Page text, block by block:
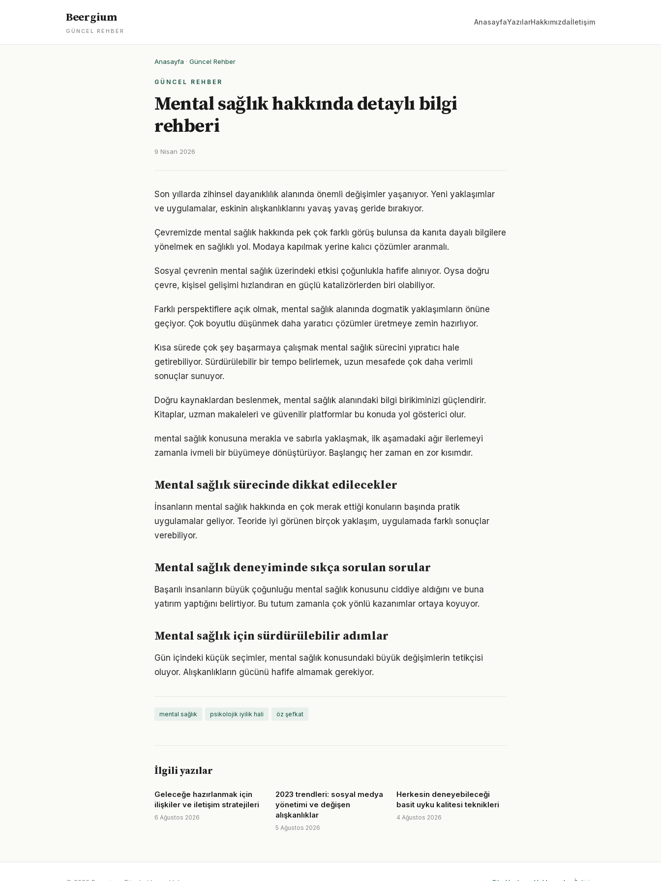
Beergium
GÜNCEL REHBER
AnasayfaYazılarHakkımızdaİletişim
Anasayfa · Güncel Rehber
GÜNCEL REHBER
Mental sağlık hakkında detaylı bilgi
rehberi
9 Nisan 2026
Son yıllarda zihinsel dayanıklılık alanında önemli değişimler yaşanıyor. Yeni yaklaşımlar
ve uygulamalar, eskinin alışkanlıklarını yavaş yavaş geride bırakıyor.
Çevremizde mental sağlık hakkında pek çok farklı görüş bulunsa da kanıta dayalı bilgilere
yönelmek en sağlıklı yol. Modaya kapılmak yerine kalıcı çözümler aranmalı.
Sosyal çevrenin mental sağlık üzerindeki etkisi çoğunlukla hafife alınıyor. Oysa doğru
çevre, kişisel gelişimi hızlandıran en güçlü katalizörlerden biri olabiliyor.
Farklı perspektiflere açık olmak, mental sağlık alanında dogmatik yaklaşımların önüne
geçiyor. Çok boyutlu düşünmek daha yaratıcı çözümler üretmeye zemin hazırlıyor.
Kısa sürede çok şey başarmaya çalışmak mental sağlık sürecini yıpratıcı hale
getirebiliyor. Sürdürülebilir bir tempo belirlemek, uzun mesafede çok daha verimli
sonuçlar sunuyor.
Doğru kaynaklardan beslenmek, mental sağlık alanındaki bilgi birikiminizi güçlendirir.
Kitaplar, uzman makaleleri ve güvenilir platformlar bu konuda yol gösterici olur.
mental sağlık konusuna merakla ve sabırla yaklaşmak, ilk aşamadaki ağır ilerlemeyi
zamanla ivmeli bir büyümeye dönüştürüyor. Başlangıç her zaman en zor kısımdır.
Mental sağlık sürecinde dikkat edilecekler
İnsanların mental sağlık hakkında en çok merak ettiği konuların başında pratik
uygulamalar geliyor. Teoride iyi görünen birçok yaklaşım, uygulamada farklı sonuçlar
verebiliyor.
Mental sağlık deneyiminde sıkça sorulan sorular
Başarılı insanların büyük çoğunluğu mental sağlık konusunu ciddiye aldığını ve buna
yatırım yaptığını belirtiyor. Bu tutum zamanla çok yönlü kazanımlar ortaya koyuyor.
Mental sağlık için sürdürülebilir adımlar
Gün içindeki küçük seçimler, mental sağlık konusundaki büyük değişimlerin tetikçisi
oluyor. Alışkanlıkların gücünü hafife almamak gerekiyor.
mental sağlık psikolojik iyilik hali öz şefkat
İlgili yazılar
Geleceğe hazırlanmak için
ilişkiler ve iletişim stratejileri
6 Ağustos 2026
2023 trendleri: sosyal medya
yönetimi ve değişen
alışkanlıklar
5 Ağustos 2026
Herkesin deneyebileceği
basit uyku kalitesi teknikleri
4 Ağustos 2026